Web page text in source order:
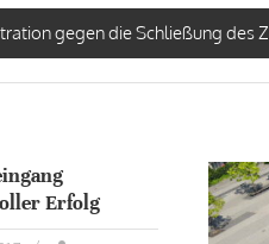
gegen die Schließung des
Erfolg